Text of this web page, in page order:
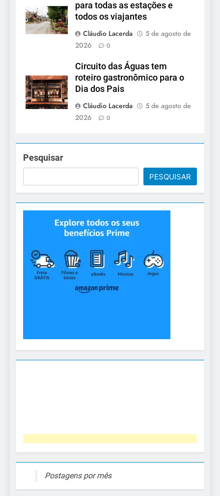
para todas as estações e
todos os viajantes
Cláudio Lacerda
5 de agosto de
2026
0
Circuito das Águas tem
roteiro gastronômico para o
Dia dos Pais
Cláudio Lacerda
5 de agosto de
2026
0
Pesquisar
PESQUISAR
Postagens por mês